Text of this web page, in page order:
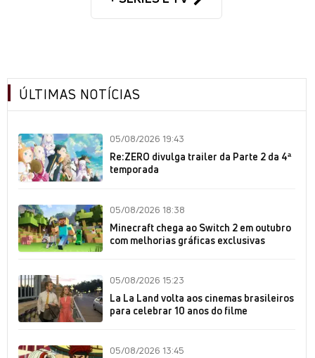
ÚLTIMAS NOTÍCIAS
05/08/2026 19:43
Re:ZERO divulga trailer da Parte 2 da 4ª
temporada
05/08/2026 18:38
Minecraft chega ao Switch 2 em outubro
com melhorias gráficas exclusivas
05/08/2026 15:23
La La Land volta aos cinemas brasileiros
para celebrar 10 anos do filme
05/08/2026 13:45